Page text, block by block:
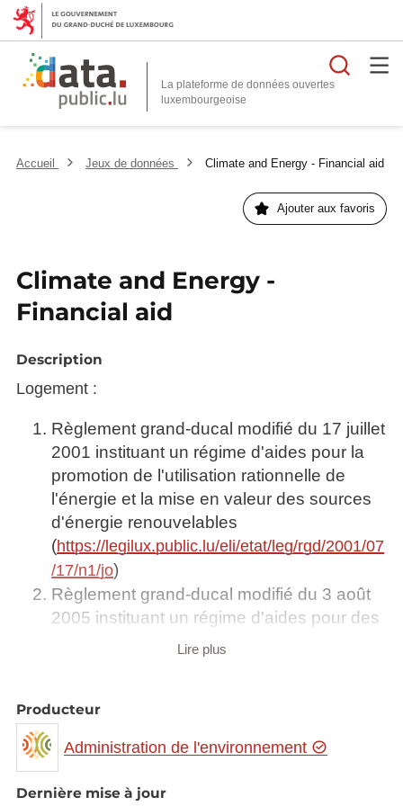
La plateforme de données ouvertes
Accueil Jeux de données Climate and Energy - Financial aid
Ajouter aux favoris
Climate and Energy -
Financial aid
Description
Logement :
Règlement grand-ducal modifié du 17 juillet
2001 instituant un régime d'aides pour la
promotion de l'utilisation rationnelle de
l'énergie et la mise en valeur des sources
d'énergie renouvelables
(https://legilux.public.lu/eli/etat/leg/rgd/2001/07
/17/n1/jo)
Règlement grand-ducal modifié du 3 août
2005 instituant un régime d'aides pour des
personnes physiques en ce qui concerne
d'énergie renouvelables
/03/n1/jo)
Règlement grand-ducal du 21 décembre
Lire plus
Producteur
Administration de l'environnement
Dernière mise à jour